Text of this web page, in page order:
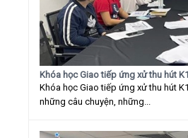
Khóa học Giao tiếp ứng xử thu hút
Khóa học Giao tiếp ứng xử thu hút
những câu chuyện, những...